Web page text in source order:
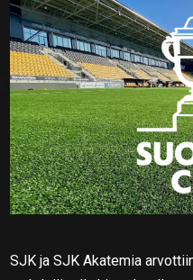
SJK ja SJK Akatemia